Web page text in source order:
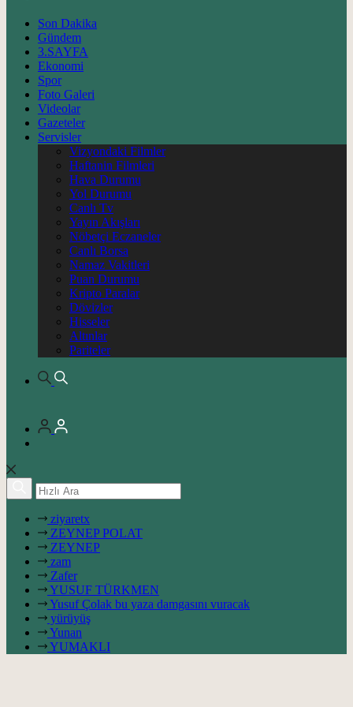
Son Dakika
Gündem
3.SAYFA
Ekonomi
Spor
Foto Galeri
Videolar
Gazeteler
Servisler
Vizyondaki Filmler
Haftanin Filmleri
Hava Durumu
Yol Durumu
Canlı Tv
Yayın Akışları
Nöbetçi Eczaneler
Canlı Borsa
Namaz Vakitleri
Puan Durumu
Kripto Paralar
Dövizler
Hisseler
Altınlar
Pariteler
ziyaretx
ZEYNEP POLAT
ZEYNEP
zam
Zafer
YUSUF TÜRKMEN
Yusuf Çolak bu yaza damgasını vuracak
yürüyüş
Yunan
YUMAKLI